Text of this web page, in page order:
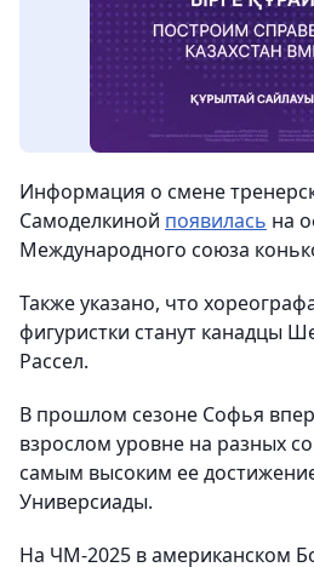
Информация о смене
Самоделкиной появилась на
Международного союза
Также указано, что
фигуристки станут канадцы
Рассел.
В прошлом сезоне Софья
взрослом уровне на разных
самым высоким ее
Универсиады.
На ЧМ-2025 в американском